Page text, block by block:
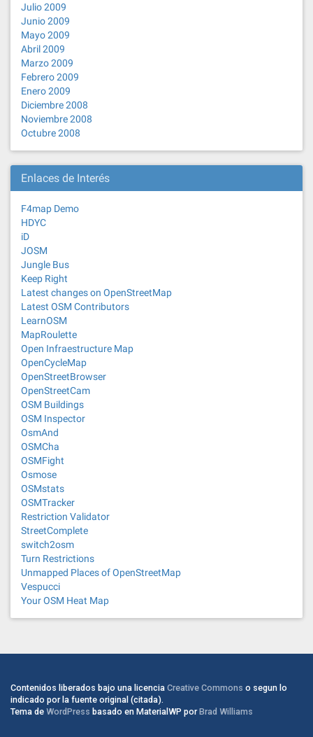
Julio 2009
Junio 2009
Mayo 2009
Abril 2009
Marzo 2009
Febrero 2009
Enero 2009
Diciembre 2008
Noviembre 2008
Octubre 2008
Enlaces de Interés
F4map Demo
HDYC
iD
JOSM
Jungle Bus
Keep Right
Latest changes on OpenStreetMap
Latest OSM Contributors
LearnOSM
MapRoulette
Open Infraestructure Map
OpenCycleMap
OpenStreetBrowser
OpenStreetCam
OSM Buildings
OSM Inspector
OsmAnd
OSMCha
OSMFight
Osmose
OSMstats
OSMTracker
Restriction Validator
StreetComplete
switch2osm
Turn Restrictions
Unmapped Places of OpenStreetMap
Vespucci
Your OSM Heat Map
Contenidos liberados bajo una licencia Creative Commons o segun lo
indicado por la fuente original (citada).
Tema de WordPress basado en MaterialWP porBrad Williams